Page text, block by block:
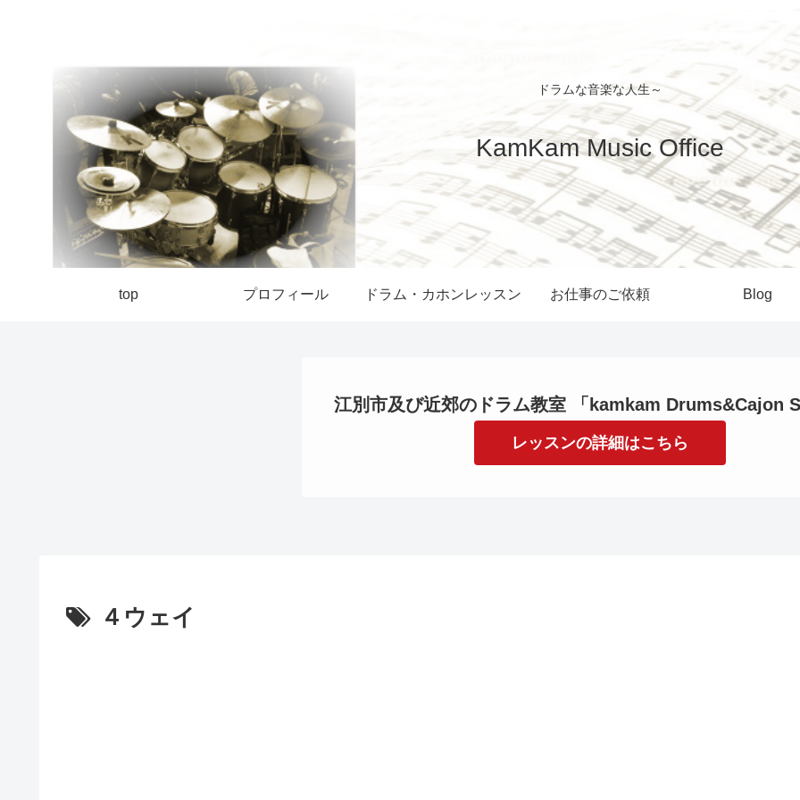
ドラムな音楽な人生～
KamKam Music Office
top プロフィール ドラム・カホンレッスン お仕事のご依頼 Blog
江別市及び近郊のドラム教室 「kamkam Drums&Cajon
レッスンの詳細はこちら
４ウェイ